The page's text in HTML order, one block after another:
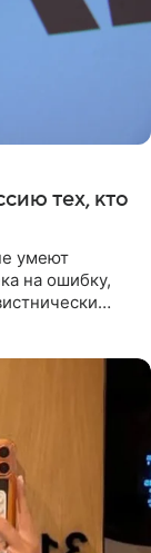
тех, кто
умеют
на ошибку,